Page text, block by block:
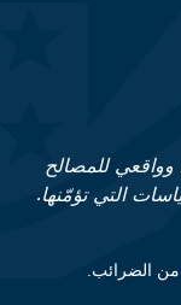
للمصالح
التي تؤمّنها.